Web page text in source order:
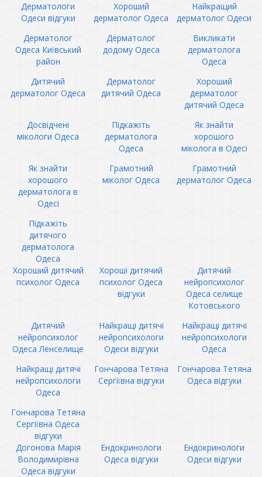
Дерматологи
Одеси відгуки
Хороший
дерматолог Одеса
Найкращий
дерматолог Одеси
Дерматолог
Одеса Київський
район
Дерматолог
додому Одеса
Викликати
дерматолога
Одеса
Дитячий
дерматолог Одеса
Дерматолог
дитячий Одеса
Хороший
дерматолог
дитячий Одеса
Досвідчені
мікологи Одеса
Підкажіть
дерматолога
Одеса
Як знайти
хорошого
міколога в Одесі
Як знайти
хорошого
дерматолога в
Одесі
Грамотний
міколог Одеса
Грамотний
дерматолог Одеса
Підкажіть
дитячого
дерматолога
Одеса
Хороший дитячий
психолог Одеса
Хороші дитячий
психолог Одеса
відгуки
Дитячий
нейропсихолог
Одеса селище
Котовського
Дитячий
нейропсихолог
Одеса Ленселище
Найкращі дитячі
нейропсихологи
Одеси відгуки
Найкращі дитячі
нейропсихологи
Одеса
Найкращі дитячі
нейропсихологи
Одеса
Гончарова Тетяна
Сергіївна відгуки
Гончарова Тетяна
Одеса відгуки
Гончарова Тетяна
Сергіївна Одеса
відгуки
Догонова Марія
Володимирівна
Одеса відгуки
Ендокринологи
Одеса відгуки
Ендокринологи
Одеси відгуки